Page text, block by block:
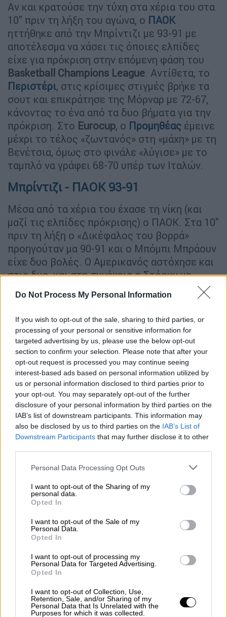
Do Not Process My Personal Information
If you wish to opt-out of the sale, sharing to third parties, or
processing of your personal or sensitive information for
targeted advertising by us, please use the below opt-out
section to confirm your selection. Please note that after your
opt-out request is processed you may continue seeing
interest-based ads based on personal information utilized by
us or personal information disclosed to third parties prior to
your opt-out. You may separately opt-out of the further
disclosure of your personal information by third parties on the
IAB’s list of downstream participants. This information may
also be disclosed by us to third parties on the IAB’s List of
Downstream Participants that may further disclose it to other
Please note that this website/app uses one or more Google
not limited to your visit or usage behaviour. You may click to
grant or deny consent to Google and its third-party tags to
use your data for below specified purposes in below Google
consent section.
Personal Data Processing Opt Outs
I want to opt-out of the Sharing of my
personal data.
Opted In
I want to opt-out of the Sale of my
Personal Data.
Opted In
I want to opt-out of processing my
Personal Data for Targeted Advertising.
Opted In
I want to opt-out of Collection, Use,
Retention, Sale, and/or Sharing of my
Personal Data that Is Unrelated with the
Purposes for which it was collected.
Αν και κρατούσε την τύχη στα χέρια του στα
10'' πριν τη λήξη του αγώνα, ο ΠΑΟΚ
ηττήθηκε από την Μπρίντιζι με 93-91 με
αποτέλεσμα να χάσει τις όποιες ελπίδες
είχε για πρόκριση στην επόμενη φάση του
Basketball Champions League. Αντίθετα, το
Περιστέρι, στις κρίσιμες στιγμές βρήκε τα
σουτ και επικράτησε της Μόρναρ με 72-67,
κάνοντας το ένα από τα δυο βήματα για την
πρόκριση. Στο Eurocup, ο Προμηθέας έμεινε
μέχρι το τέλος «ζωντανός» στη «μάχη» με τη
Βενέτσια, όμως στο φινάλε «λύγισε» με το
ταμπλό να γράφει 68-70 υπέρ των Ιταλών.
Μπρίντιζι - ΠΑΟΚ 93-91
Μέσα από τα χέρια του έχασε τη νίκη (και
μαζί τις ελπίδες πρόκρισης) ο ΠΑΟΚ. Στα 10''
πριν τη λήξη ο «Δικέφαλος του βορρά»
προηγούταν μα 90-91 και ο Μπόμπι Μπράουν
είχε δυο βολές. Ο Αμερικανός αστόχησε και
στις δυο, και στη συνέχεια ο Στόουν με
εύστοχο τρίποντο (στα 1.6'') έδωσε τη νίκη
στους Ιταλούς.
ΤΑ ΔΕΚΑΛΕΠΤΑ: 20-31, 45-53, 73-71, 93-91
ΜΠΡΙΝΤΙΖΙ:Μπανκς 14, Μπράουν 17,
Γκασπάρδο 7 (8 ριμπάουντ), Στόουν 20 (4
τρίποντα, 7 ριμπάουντ), Τόμπσον 6 (1),
Καμπογκράντε 10 (3), Ικάντζι, Μάρτιν 8,
Ζανέλι 11 (2).
ΠΑΟΚ:Μπεστ 14 (2), Μπράουν 15 (3),
Μαργαρίτης 7 (1), Σόρτερ 26 (4), Γουίγκινς 7,
Καραμανώλης, Νόουλς 1, Σαρικόπουλος 4,
Σε ένα παιχνίδι που το έλεγχε στο
τις λύσεις ακόμα και όταν φάνηκε να χάνει
τη γη κάτω από τα πόδια του. Στο 37', η
Μόρναρ πέρασε μπροστά στο σκορ με 64-65,
με τους Βασιλόπουλο και Χάτσερ να
αποκαθιστούν την τάξη και να συμβάλλουν
στη νίκη των «κυανοκίτρινων».